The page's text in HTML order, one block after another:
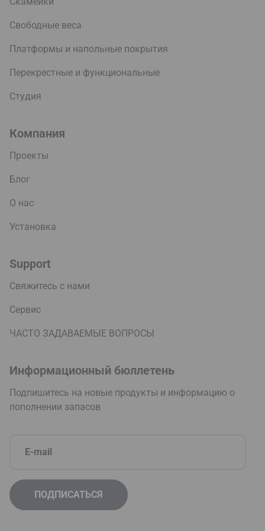
Свободные веса
Платформы и напольные покрытия
Перекрестные и функциональные
Студия
Компания
Проекты
Блог
О нас
Установка
Support
Свяжитесь с нами
Сервис
ЧАСТО ЗАДАВАЕМЫЕ ВОПРОСЫ
Информационный бюллетень
Подпишитесь на новые продукты и информацию о
пополнении запасов